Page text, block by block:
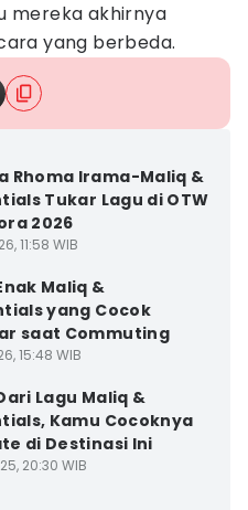
mereka akhirnya
yang berbeda.
Rhoma Irama-Maliq &
Tukar Lagu di OTW
2026
11:58 WIB
Maliq &
yang Cocok
saat Commuting
15:48 WIB
Lagu Maliq &
Kamu Cocoknya
di Destinasi Ini
20:30 WIB